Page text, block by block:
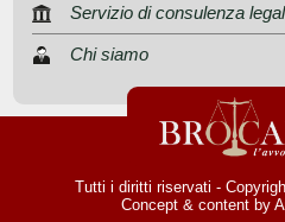
Servizio di consulenza
Chi siamo
Tutti i diritti riservati -
Concept & content by